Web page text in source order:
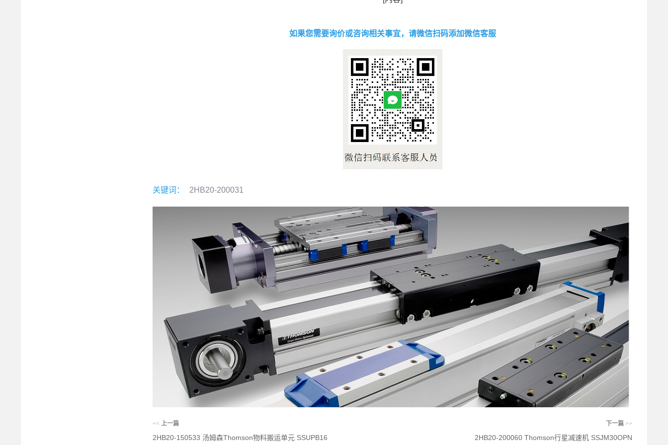
如果您需要询价或咨询相关事宜，请微信扫码添加微信客服
关键词： 2HB20-200031
<< 上一篇
2HB20-150533 汤姆森Thomson物料搬运单元 SSUPB16
下一篇 >>
2HB20-200060 Thomson行星减速机 SSJM30OPN